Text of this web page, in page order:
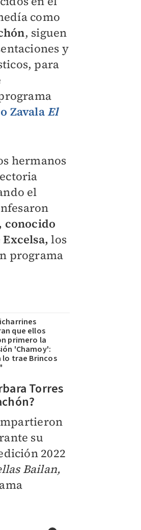
como
, siguen
y
para
Zavala El
hermanos
el
conocido
los
programa
que ellos
primero la
'Chamoy':
lo trae Brincos
Torres
su
2022
Bailan,